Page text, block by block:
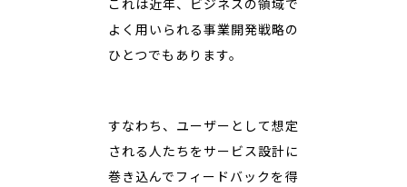
これは近年、ビジネスの領域で
よく用いられる事業開発戦略の
ひとつでもあります。
すなわち、ユーザーとして想定
される人たちをサービス設計に
巻き込んでフィードバックを得